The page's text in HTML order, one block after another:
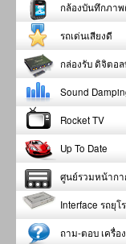
กล้องบันทึกภา
รถเด่นเสียงดี
กล่องรับ ดิจิตอ
Sound
Rocket TV
Up To Date
ศูนย์รวมหน้าก
Interface รถยุ
ถาม-ตอบ เครื่อ